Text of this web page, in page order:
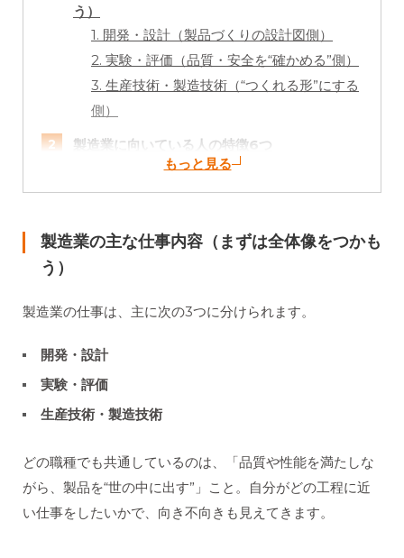
う）
1. 開発・設計（製品づくりの設計図側）
2. 実験・評価（品質・安全を“確かめる”側）
3. 生産技術・製造技術（“つくれる形”にする
側）
製造業に向いている人の特徴6つ
1.モノづくりが好き
2. 機械操作への抵抗がない
4. 細かい作業が得意
製造業で感じられる“やりがい”は3つ
未経験で製造業を目指すなら企業選びがカギ
製造業の主な仕事内容（まずは全体像をつかも
う）
製造業の仕事は、主に次の3つに分けられます。
開発・設計
実験・評価
生産技術・製造技術
どの職種でも共通しているのは、「品質や性能を満たしな
がら、製品を“世の中に出す”」こと。自分がどの工程に近
い仕事をしたいかで、向き不向きも見えてきます。